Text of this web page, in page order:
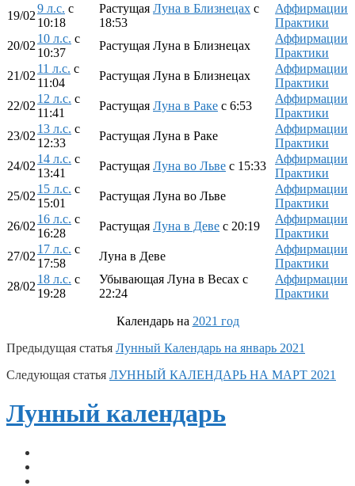
19/02
9 л.с. с
10:18
Растущая Луна в Близнецах с
18:53
Аффирмации
Практики
20/02
10 л.с. с
10:37
Растущая Луна в Близнецах
Аффирмации
Практики
21/02
11 л.с. с
11:04
Растущая Луна в Близнецах
Аффирмации
Практики
22/02
12 л.с. с
11:41
Растущая Луна в Раке с 6:53
Аффирмации
Практики
23/02
13 л.с. с
12:33
Растущая Луна в Раке
Аффирмации
Практики
24/02
14 л.с. с
13:41
Растущая Луна во Льве с 15:33
Аффирмации
Практики
25/02
15 л.с. с
15:01
Растущая Луна во Льве
Аффирмации
Практики
26/02
16 л.с. с
16:28
Растущая Луна в Деве с 20:19
Аффирмации
Практики
27/02
17 л.с. с
17:58
Луна в Деве
Аффирмации
Практики
28/02
18 л.с. с
19:28
Убывающая Луна в Весах с
22:24
Аффирмации
Практики
Календарь на 2021 год
Предыдущая статья Лунный Календарь на январь 2021
Следующая статья ЛУННЫЙ КАЛЕНДАРЬ НА МАРТ 2021
Лунный календарь